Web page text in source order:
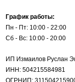
График работы:
Пн - Пт: 10:00 - 22:00
Сб - Вс: 10:00 - 20:00
ИП Измаилов Руслан
ИНН: 504215584981
ОГРНИП: